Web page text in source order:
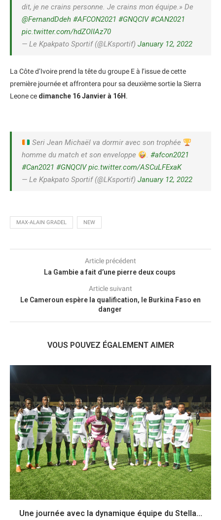
dit, je ne crains personne. Je crains mon équipe.» De
@FernandDdeh #AFCON2021 #GNQCIV #CAN2021
pic.twitter.com/hdZOlIAz70
— Le Kpakpato Sportif (@LKsportif) January 12, 2022
La Côte d’Ivoire prend la tête du groupe E à l’issue de cette
première journée et affrontera pour sa deuxième sortie la Sierra
Leone ce dimanche 16 Janvier à 16H .
Seri Jean Michaël va dormir avec son trophée
homme du match et son enveloppe
.#afcon2021
#Can2021 #GNQCIV pic.twitter.com/ASCuLFExaK
— Le Kpakpato Sportif (@LKsportif) January 12, 2022
MAX-ALAIN GRADEL NEW
Article précédent
La Gambie a fait d’une pierre deux coups
Article suivant
Le Cameroun espère la qualification, le Burkina Faso en
danger
VOUS POUVEZ ÉGALEMENT AIMER
Une journée avec la dynamique équipe du Stella...